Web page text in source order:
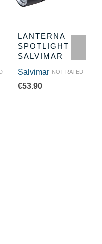
LANTERNA
SPOTLIGHT
SALVIMAR
NOT RATED
Salvimar
€53.90